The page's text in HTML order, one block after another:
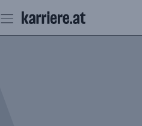
Seiteninhalt
springen